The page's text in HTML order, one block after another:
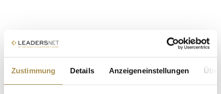
Zustimmung Details Anzeigeneinstellungen